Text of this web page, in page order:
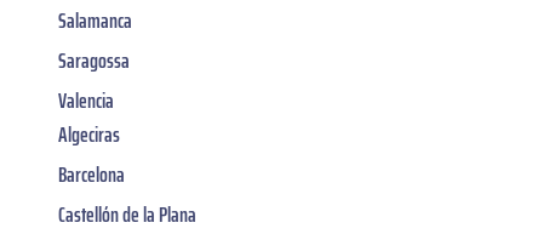
Salamanca
Saragossa
Valencia
Algeciras
Barcelona
Castellón de la Plana